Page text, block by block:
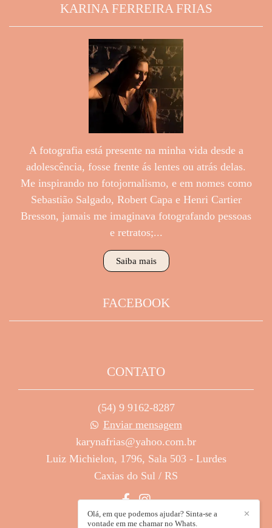
KARINA FERREIRA FRIAS
A fotografia está presente na minha vida desde a
adolescência, fosse frente ás lentes ou atrás delas.
Me inspirando no fotojornalismo, e em nomes como
Sebastião Salgado, Robert Capa e Henri Cartier
Bresson, jamais me imaginava fotografando pessoas
e retratos;...
Saiba mais
FACEBOOK
CONTATO
(54) 9 9162-8287
Enviar mensagem
karynafrias@yahoo.com.br
Luiz Michielon, 1796, Sala 503 - Lurdes
Caxias do Sul / RS
✕
Olá, em que podemos ajudar? Sinta-se a
vontade em me chamar no Whats.